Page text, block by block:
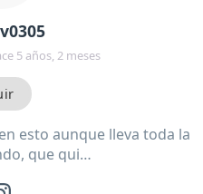
5 años, 2 meses
esto aunque lleva toda la
que qui…